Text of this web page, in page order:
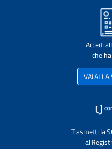
Accedi
che
VAI ALLA
Trasmetti la
al